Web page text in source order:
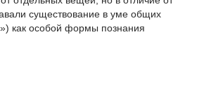
существование в уме общих
как особой формы познания